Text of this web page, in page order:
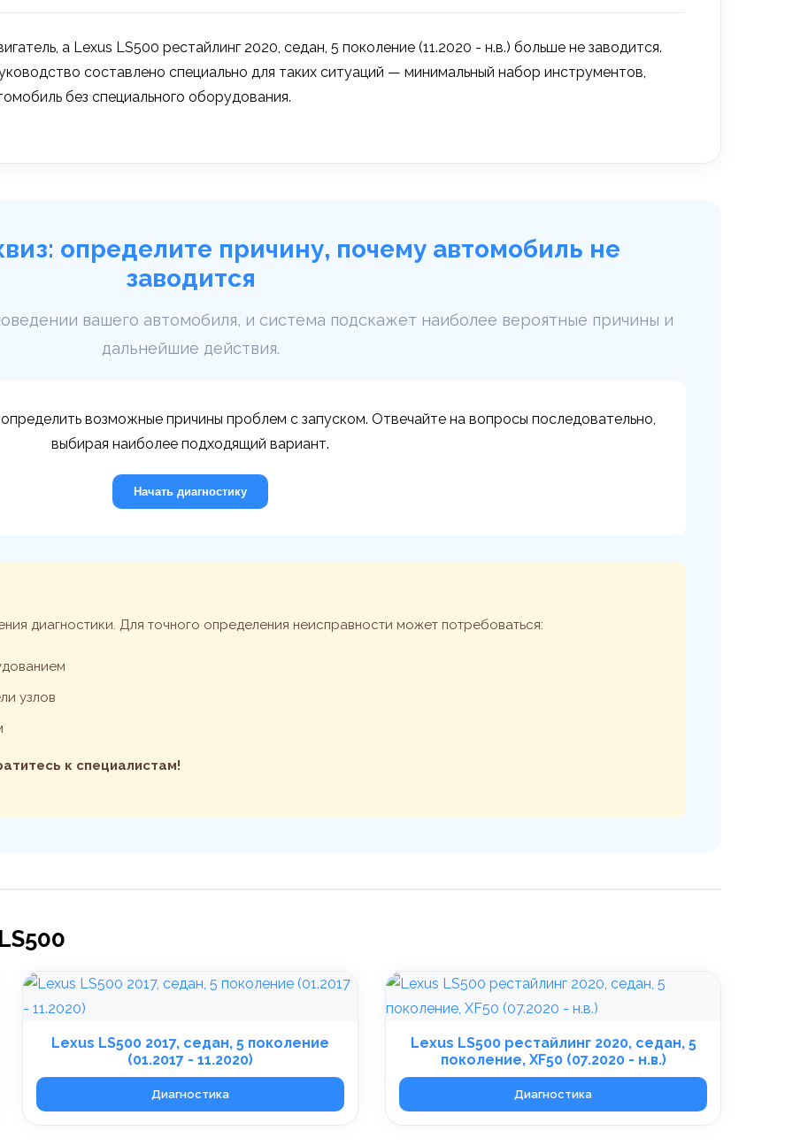
а Lexus LS500 рестайлинг 2020, седан, 5 поколение (11.2020 - н.в.) больше не заводится.
составлено специально для таких ситуаций — минимальный набор инструментов,
без специального оборудования.
определите причину, почему автомобиль не
заводится
вашего автомобиля, и система подскажет наиболее вероятные причины и
дальнейшие действия.
возможные причины проблем с запуском. Отвечайте на вопросы последовательно,
выбирая наиболее подходящий вариант.
Начать диагностику
диагностики. Для точного определения неисправности может потребоваться:
узлов
к специалистам!
Lexus LS500 2017, седан, 5 поколение
(01.2017 - 11.2020)
Диагностика
Lexus LS500 рестайлинг 2020, седан, 5
поколение, XF50 (07.2020 - н.в.)
Диагностика